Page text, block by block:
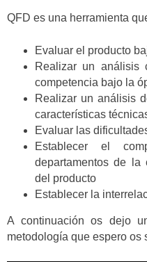
QFD es una herramienta
Evaluar el producto
Realizar un análisis
competencia bajo la
Realizar un análisis
características
Evaluar las
Establecer el
departamentos de la
del producto
Establecer la
A continuación os dejo
metodología que espero os